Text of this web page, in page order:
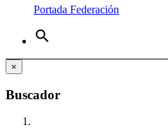
Portada Federación
search
×
Buscador